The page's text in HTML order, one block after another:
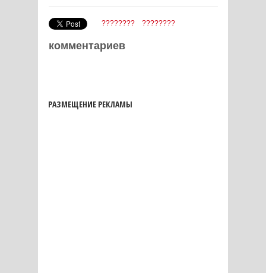
???????? ????????
комментариев
РАЗМЕЩЕНИЕ РЕКЛАМЫ